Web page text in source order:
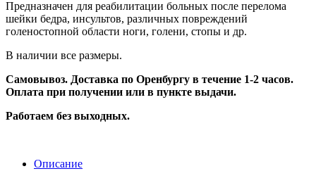
Предназначен для реабилитации больных после перелома
шейки бедра, инсультов, различных повреждений
голеностопной области ноги, голени, стопы и др.
В наличии все размеры.
Самовывоз. Доставка по Оренбургу в течение 1-2 часов.
Оплата при получении или в пункте выдачи.
Работаем без выходных.
Описание